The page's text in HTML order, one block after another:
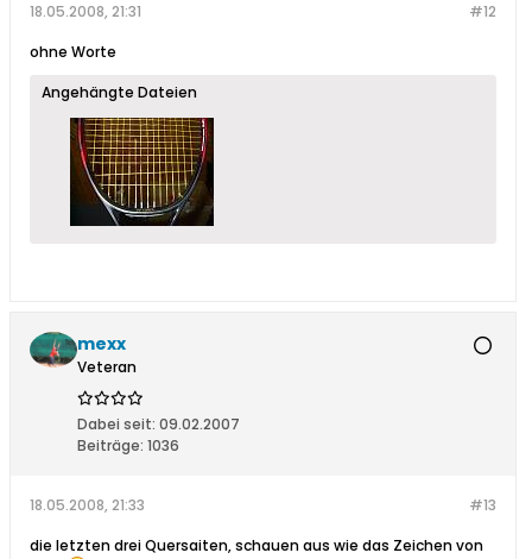
#12
18.05.2008, 21:31
ohne Worte
Angehängte Dateien
mexx
Veteran
Dabei seit: 09.02.2007
Beiträge: 1036
#13
18.05.2008, 21:33
die letzten drei Quersaiten, schauen aus wie das Zeichen von